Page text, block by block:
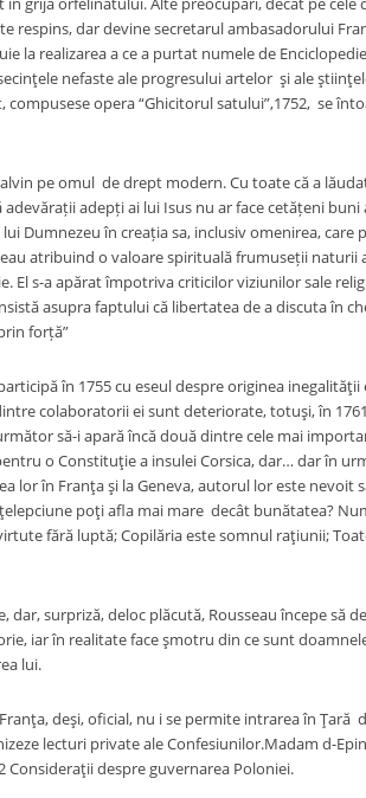
respins, dar devine secretarul ambasadorului
la realizarea a ce a purtat numele de
nefaste ale progresului artelor şi ale
opera “Ghicitorul satului”,1752, se
pe omul de drept modern. Cu toate că a
adepți ai lui Isus nu ar face cetățeni
Dumnezeu în creația sa, inclusiv omenirea,
atribuind o valoare spirituală frumuseții naturii
El s-a apărat împotriva criticilor viziunilor sale
asupra faptului că libertatea de a discuta în
forță”
în 1755 cu eseul despre originea inegalităţii
colaboratorii ei sunt deteriorate, totuşi, în
să-i apară încă două dintre cele mai
o Constituţie a insulei Corsica, dar… dar în
lor în Franţa şi la Geneva, autorul lor este nevoit
poţi afla mai mare decât bunătatea?
fără luptă; Copilăria este somnul raţiunii;
surpriză, deloc plăcută, Rousseau începe să
iar în realitate face şmotru din ce sunt
lui.
deşi, oficial, nu i se permite intrarea în Ţară
lecturi private ale Confesiunilor.Madam d-
Consideraţii despre guvernarea Poloniei.